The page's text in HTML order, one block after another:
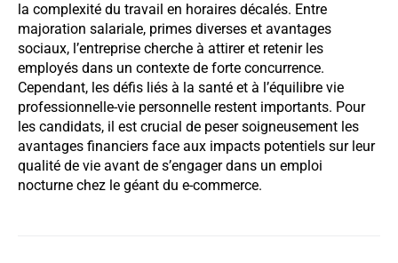
la complexité du travail en horaires décalés. Entre
majoration salariale, primes diverses et avantages
sociaux, l’entreprise cherche à attirer et retenir les
employés dans un contexte de forte concurrence.
Cependant, les défis liés à la santé et à l’équilibre vie
professionnelle-vie personnelle restent importants. Pour
les candidats, il est crucial de peser soigneusement les
avantages financiers face aux impacts potentiels sur leur
qualité de vie avant de s’engager dans un emploi
nocturne chez le géant du e-commerce.